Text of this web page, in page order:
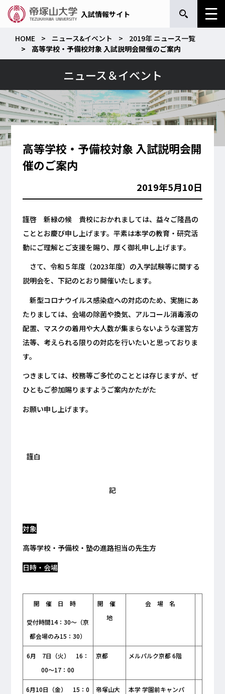
入試情報サイト
HOME ニュース&イベント
2019年 ニュース一覧
高等学校・予備校対象 入試説明会開催のご案内
ニュース＆イベント
高等学校・予備校対象 入試説明会開
催のご案内
2019年5月10日
謹啓 新緑の候 貴校におかれましては、益々ご隆昌の
こととお慶び申し上げます。平素は本学の教育・研究活
動にご理解とご支援を賜り、厚く御礼申し上げます。
さて、令和５年度（2023年度）の入学試験等に関する
説明会を、下記のとおり開催いたします。
新型コロナウイルス感染症への対応のため、実施にあ
たりましては、会場の除菌や換気、アルコール消毒液の
配置、マスクの着用や大人数が集まらないような運営方
法等、考えられる限りの対応を行いたいと思っておりま
す。
つきましては、校務等ご多忙のこととは存じますが、ぜ
ひともご参加賜りますようご案内かたがた
お願い申し上げます。
謹白
記
対象
高等学校・予備校・塾の進路担当の先生方
日時・会場
開 催 日 時
受付時間14：30～（京
都会場のみ15：30）
開 催
地
会 場 名
6月 7日（火） 16：
00～17：00
京都 メルパルク京都 6階
6月10日（金） 15：0
帝塚山大
本学 学園前キャンパ